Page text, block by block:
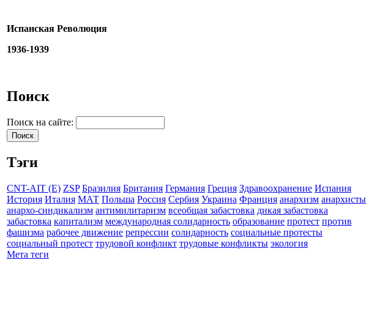
Испанская Революция
1936-1939
Поиск
Поиск на сайте:
Тэги
CNT-AIT (E) ZSP Бразилия Британия Германия Греция Здравоохранение Испания
История Италия МАТ Польша Россия Сербия Украина Франция анархизм анархисты
анархо-синдикализм антимилитаризм всеобщая забастовка дикая забастовка
забастовка капитализм международная солидарность образование протест против
фашизма рабочее движение репрессии солидарность социальные протесты
социальный протест трудовой конфликт трудовые конфликты экология
Мета теги